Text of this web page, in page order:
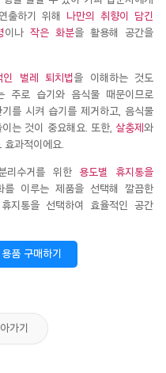
출하기 위해 나만의 취향이 담긴
이나 작은 화분을 활용해 공간을
인 벌레 퇴치법을 이해하는 것도
주로 습기와 음식물 때문이므로
를 시켜 습기를 제거하고, 음식물
는 것이 중요해요. 또한, 살충제 와
과적이에요.
리수거를 위한 용도별 휴지통을
를 이루는 제품을 선택해 깔끔한
지통을 선택하여 효율적인 공간
품 구매하기
가기